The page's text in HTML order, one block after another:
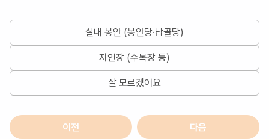
실내 봉안 (봉안당·납골당)
자연장 (수목장 등)
잘 모르겠어요
이전 다음